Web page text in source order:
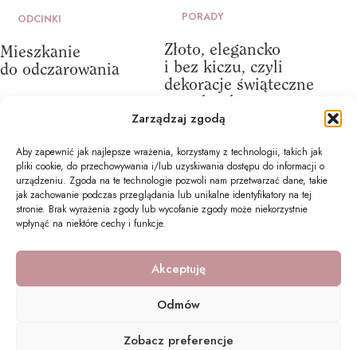
Zarządzaj zgodą
Aby zapewnić jak najlepsze wrażenia, korzystamy z technologii, takich jak
pliki cookie, do przechowywania i/lub uzyskiwania dostępu do informacji o
urządzeniu. Zgoda na te technologie pozwoli nam przetwarzać dane, takie
jak zachowanie podczas przeglądania lub unikalne identyfikatory na tej
stronie. Brak wyrażenia zgody lub wycofanie zgody może niekorzystnie
wpłynąć na niektóre cechy i funkcje.
Akceptuję
Odmów
Zobacz preferencje
ODCINKI
Mieszkanie
do odczarowania
PORADY
Złoto, elegancko
i bez kiczu, czyli
dekoracje świąteczne
w stylu glamour